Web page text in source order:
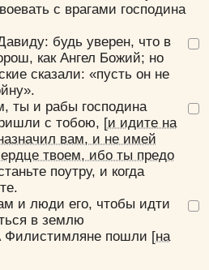
с врагами господина
будь уверен, что в
как Ангел Божий; но
сказали: «пусть он не
ты и рабы господина
с тобою, [и идите на
вам, и не имей
твоем, ибо ты предо
поутру, и когда
и люди его, чтобы идти
в землю
пошли [на
Хорошо
Да
Нет
Регистрация